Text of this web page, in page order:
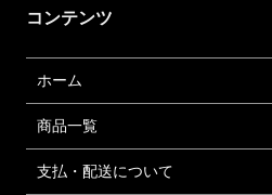
コンテンツ
ホーム
商品一覧
支払・配送について